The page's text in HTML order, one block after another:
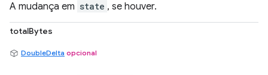
A mudança em state , se houver.
totalBytes
DoubleDelta opcional